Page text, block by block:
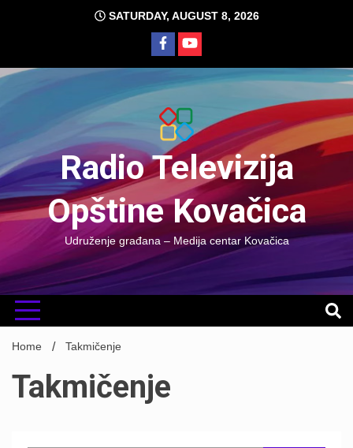
SATURDAY, AUGUST 8, 2026
Radio Televizija
Opštine Kovačica
Udruženje građana – Medija centar Kovačica
Home Takmičenje
Takmičenje